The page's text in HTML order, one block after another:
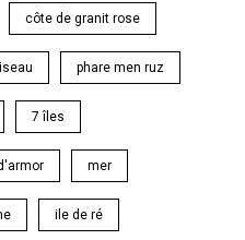
côte de granit rose
phare men ruz
7 îles
mer
ile de ré